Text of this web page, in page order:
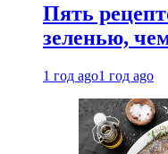
Пять
зеленью,
1 год ago1 год ago